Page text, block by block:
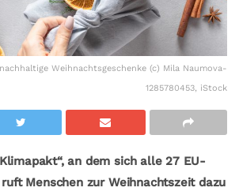
Weihnachtsgeschenke (c) Mila Naumova-
1285780453, iStock
an dem sich alle27 EU-
ft Menschen zur Weihnachtszeit dazu